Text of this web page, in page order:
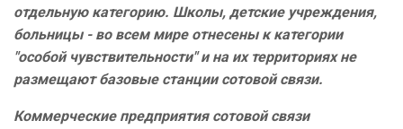
отдельную категорию. Школы, детские учреждения,
больницы - во всем мире отнесены к категории
"особой чувствительности" и на их территориях не
размещают базовые станции сотовой связи.
Коммерческие предприятия сотовой связи